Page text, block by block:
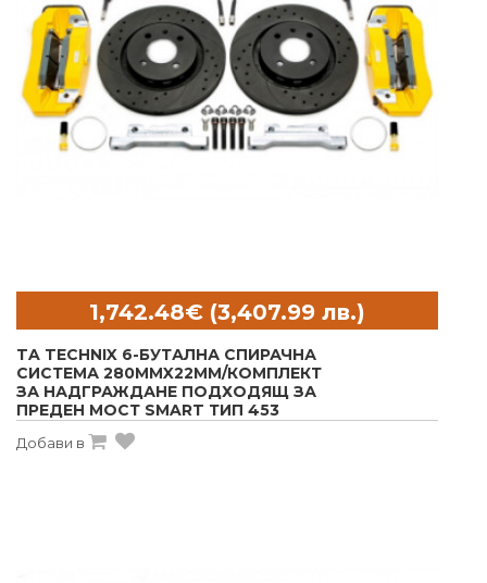
TA TECHNIX 6-БУТАЛНА СПИРАЧНА
СИСТЕМА 280MMX22MM/КОМПЛЕКТ
ЗА НАДГРАЖДАНЕ ПОДХОДЯЩ ЗА
ПРЕДЕН МОСТ SMART ТИП 453
Добави в